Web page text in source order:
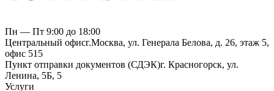
Пн — Пт 9:00 до 18:00
Центральный офисг.Москва, ул. Генерала Белова, д. 26, этаж 5,
офис 515
Пункт отправки документов (СДЭК)г. Красногорск, ул.
Ленина, 5Б, 5
Услуги